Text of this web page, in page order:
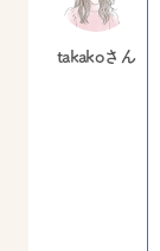
takakoさん